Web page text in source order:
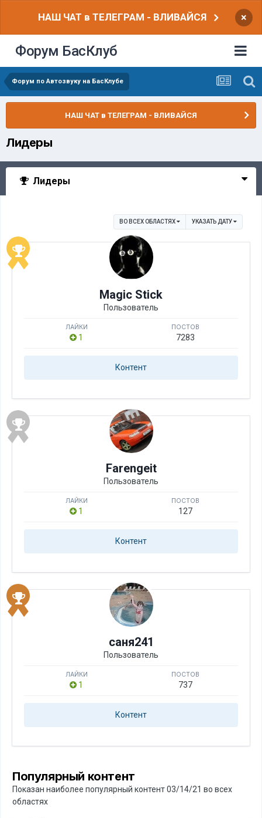
НАШ ЧАТ в ТЕЛЕГРАМ - ВЛИВАЙСЯ ×
Форум БасКлуб
Форум по Автозвуку на БасКлубе
НАШ ЧАТ в ТЕЛЕГРАМ - ВЛИВАЙСЯ
Лидеры
Лидеры
ВО ВСЕХ ОБЛАСТЯХ УКАЗАТЬ ДАТУ
Magic Stick
Пользователь
ЛАЙКИ
1
ПОСТОВ
7283
Контент
Farengeit
Пользователь
ЛАЙКИ
1
ПОСТОВ
127
Контент
саня241
Пользователь
ЛАЙКИ
1
ПОСТОВ
737
Контент
Популярный контент
Показан наиболее популярный контент 03/14/21 во всех
областях